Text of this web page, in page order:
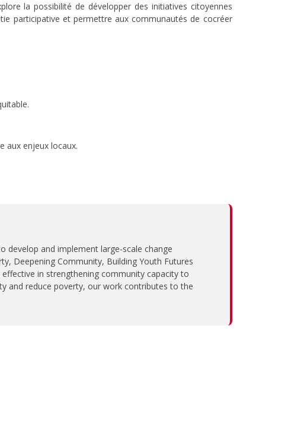
la possibilité de développer des initiatives citoyennes
participative et permettre aux communautés de cocréer
aux enjeux locaux.
develop and implement large-scale change
Deepening Community, Building Youth Futures
in strengthening community capacity to
and reduce poverty, our work contributes to the